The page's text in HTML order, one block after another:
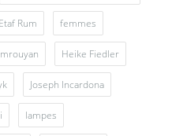
Etaf Rum femmes
Heike Fiedler
Joseph Incardona
lampes